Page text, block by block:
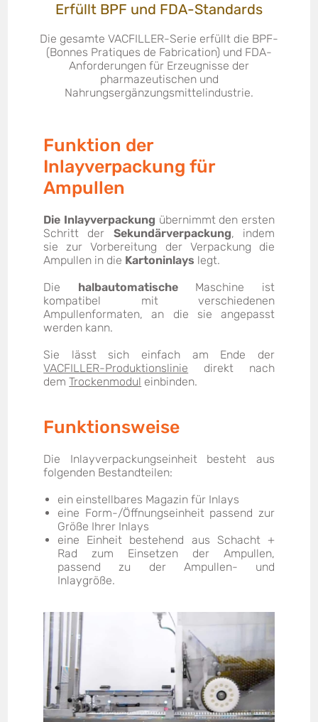
Erfüllt BPF und FDA-Standards
Die gesamte VACFILLER-Serie erfüllt die BPF-
(Bonnes Pratiques de Fabrication) und FDA-
Anforderungen für Erzeugnisse der
pharmazeutischen und
Nahrungsergänzungsmittelindustrie.
Funktion der
Inlayverpackung für
Ampullen
Die Inlayverpackung übernimmt den ersten
Schritt der Sekundärverpackung, indem
sie zur Vorbereitung der Verpackung die
Ampullen in die Kartoninlays legt.
Die halbautomatischeMaschine ist
kompatibel mit verschiedenen
Ampullenformaten, an die sie angepasst
werden kann.
Sie lässt sich einfach am Ende der
VACFILLER-Produktionslinie direkt nach
demTrockenmodul einbinden.
Funktionsweise
Die Inlayverpackungseinheit besteht aus
folgenden Bestandteilen:
ein einstellbares Magazin für Inlays
eine Form-/Öffnungseinheit passend zur
Größe Ihrer Inlays
eine Einheit bestehend aus Schacht +
Rad zum Einsetzen der Ampullen,
passend zu der Ampullen- und
Inlaygröße.